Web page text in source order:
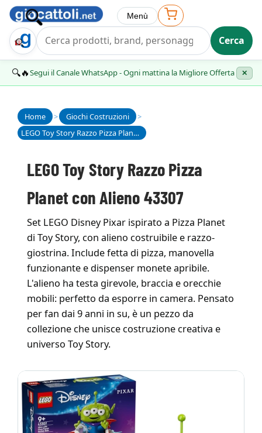
Trova Regalo Cerca
Menù
🔍🔥Segui il Canale WhatsApp - Ogni mattina la Migliore Offerta ✕
Home > Giochi Costruzioni
>
LEGO Toy Story Razzo Pizza Planet con Alieno 43307
LEGO Toy Story Razzo Pizza
Planet con Alieno 43307
Set LEGO Disney Pixar ispirato a Pizza Planet
di Toy Story, con alieno costruibile e razzo-
giostrina. Include fetta di pizza, manovella
funzionante e dispenser monete apribile.
L'alieno ha testa girevole, braccia e orecchie
mobili: perfetto da esporre in camera. Pensato
per fan dai 9 anni in su, è un pezzo da
collezione che unisce costruzione creativa e
universo Toy Story.